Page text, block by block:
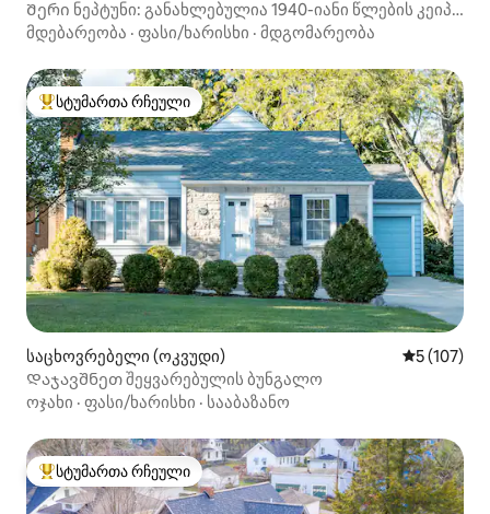
Შერი ნეპტუნი: განახლებულია 1940-იანი წლების კეიპ-
კოდი დეიტონში
მდებარეობა · ფასი/ხარისხი · მდგომარეობა
სტუმართა რჩეული მოწინავე ვარიანტი
სტუმართა რჩეული
საცხოვრებელი (ოკვუდი) საშუალო
5 (107)
Დაჯავშნეთ შეყვარებულის ბუნგალო
ოჯახი · ფასი/ხარისხი · სააბაზანო
სტუმართა რჩეული მოწინავე ვარიანტი
სტუმართა რჩეული